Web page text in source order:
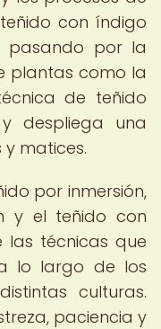
con índigo
pasando por la
plantas como la
de teñido
despliega una
matices.
por inmersión,
y el teñido con
las técnicas que
lo largo de los
culturas.
paciencia y